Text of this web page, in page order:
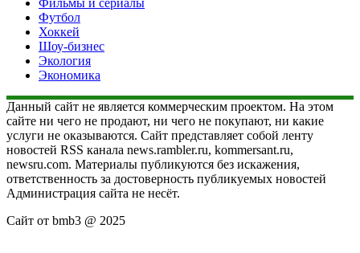
Фильмы и сериалы
Футбол
Хоккей
Шоу-бизнес
Экология
Экономика
Данный сайт не является коммерческим проектом. На этом
сайте ни чего не продают, ни чего не покупают, ни какие
услуги не оказываются. Сайт представляет собой ленту
новостей RSS канала news.rambler.ru, kommersant.ru,
newsru.com. Материалы публикуются без искажения,
ответственность за достоверность публикуемых новостей
Администрация сайта не несёт.
Сайт от bmb3 @ 2025